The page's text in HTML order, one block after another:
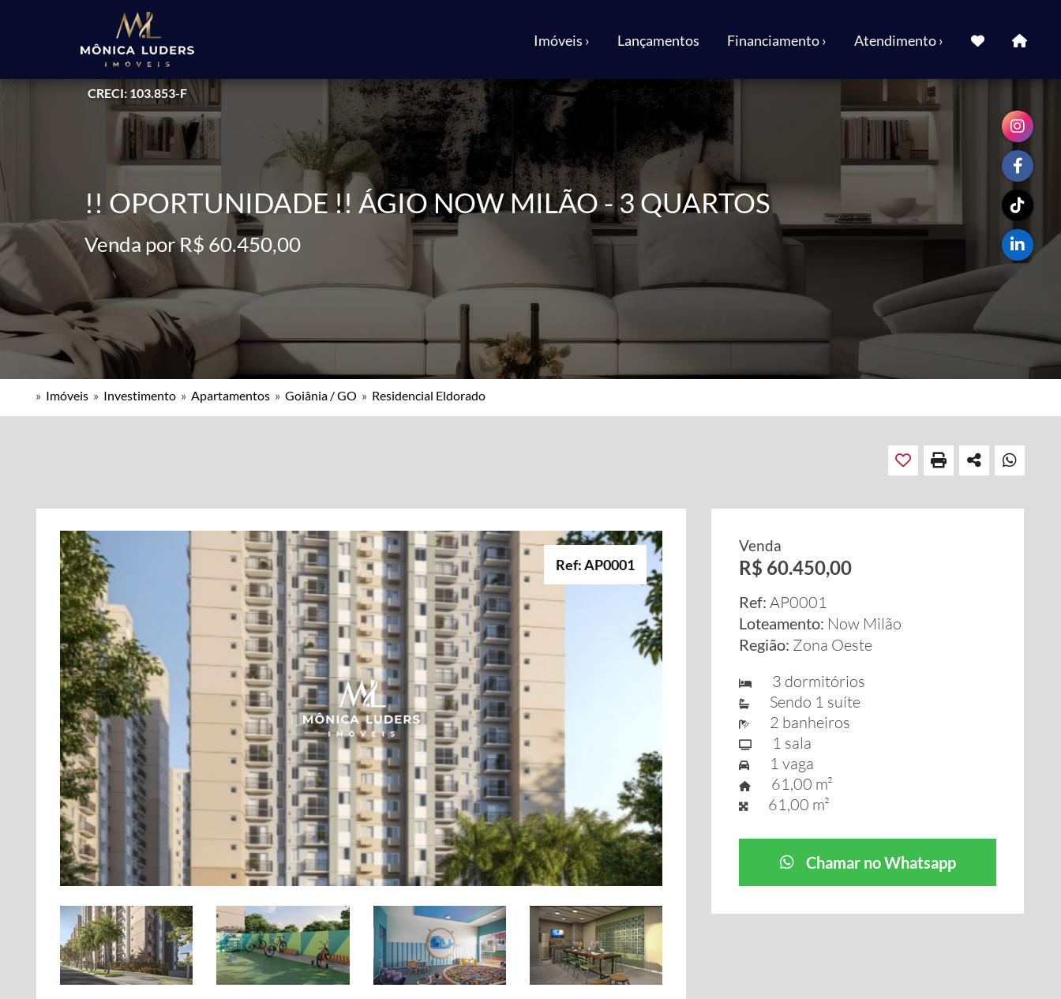
CRECI: 103.853-F
Imóveis › Lançamentos Financiamento › Atendimento ›
!! OPORTUNIDADE !! ÁGIO NOW MILÃO - 3 QUARTOS
Venda por R$ 60.450,00
» Imóveis » Investimento » Apartamentos » Goiânia / GO » Residencial Eldorado
Ref: AP0001
Venda
R$ 60.450,00
Ref: AP0001
Loteamento: Now Milão
Região: Zona Oeste
3 dormitórios
Sendo 1 suíte
2 banheiros
1 sala
1 vaga
61,00 m²
61,00 m²
Chamar no Whatsapp